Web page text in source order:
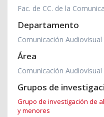
Fac. de CC. de la
Departamento
Comunicación Audiovisual
Área
Comunicación Audiovisual
Grupos de
Grupo de investigación de
y menores